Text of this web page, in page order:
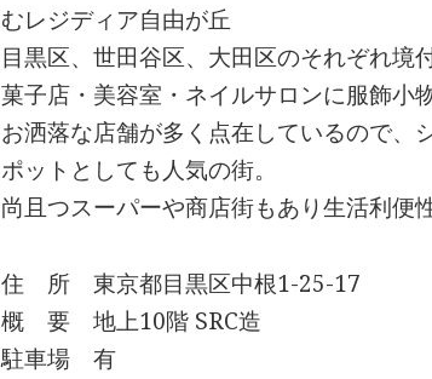
むレジディア自由が丘
目黒区、世田谷区、大田区のそれぞれ境
菓子店・美容室・ネイルサロンに服飾小
お洒落な店舗が多く点在しているので、
ポットとしても人気の街。
尚且つスーパーや商店街もあり生活利便
住 所 東京都目黒区中根1-25-17
概 要 地上10階 SRC造
駐車場 有